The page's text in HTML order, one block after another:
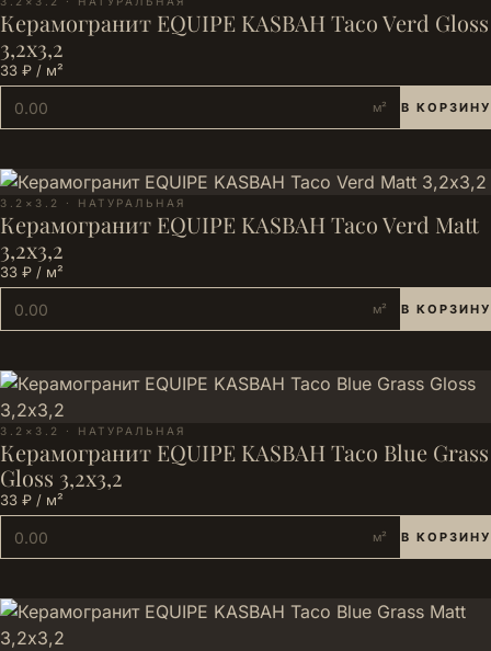
Керамогранит EQUIPE KASBAH Taco Verd Gloss
3,2х3,2
33 ₽ / м²
м² В КОРЗИНУ
3.2×3.2 · НАТУРАЛЬНАЯ
Керамогранит EQUIPE KASBAH Taco Verd Matt
3,2х3,2
33 ₽ / м²
м² В КОРЗИНУ
3.2×3.2 · НАТУРАЛЬНАЯ
Керамогранит EQUIPE KASBAH Taco Blue Grass
Gloss 3,2х3,2
33 ₽ / м²
м² В КОРЗИНУ